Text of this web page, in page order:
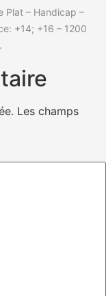
Plat – Handicap –
+14; +16 – 1200
Les champs